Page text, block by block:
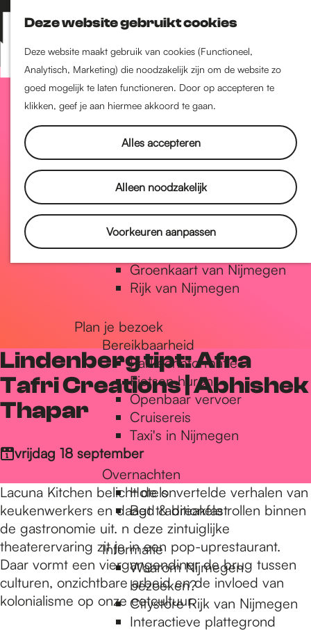
Deze website gebruikt cookies
Deze website maakt gebruik van cookies (Functioneel,
Analytisch, Marketing) die noodzakelijk zijn om de website zo
goed mogelijk te laten functioneren. Door op accepteren te
klikken, geef je aan hiermee akkoord te gaan.
Alles accepteren
Alleen noodzakelijk
Voorkeuren aanpassen
Z
o
e
k
e
K
a
a
r
t
M
e
n
Nijmegen-Nieuw-West
Nijmegen-Oud-West
Dukenburg
Lindenholt
Historie
De oudste stad van
Nederland
Historische tijdlijn
Romeinse Limes
Vrede van Nijmegen Penning
Natuur in Nijmegen
Groenkaart van Nijmegen
Rijk van Nijmegen
Plan je bezoek
Bereikbaarheid
Parkeerinformatie
Fietsen huren
Openbaar vervoer
Cruisereis
Taxi's in Nijmegen
Overnachten
Hotels
Bed & breakfast
Informatie
Waarom Nijmegen
bezoeken?
Citystore Rijk van Nijmegen
Interactieve plattegrond
Lindenberg tipt: Afra
Tafri Creations | Abhishek
Thapar
vrijdag 18 september
Lacuna Kitchen belicht de onvertelde verhalen van
keukenwerkers en daagt traditionele rollen binnen
de gastronomie uit. n deze zintuiglijke
theaterervaring zit je in een pop-uprestaurant.
Daar vormt een viergangendiner de brug tussen
culturen, onzichtbare arbeid en de invloed van
kolonialisme op onze eetcultuur.